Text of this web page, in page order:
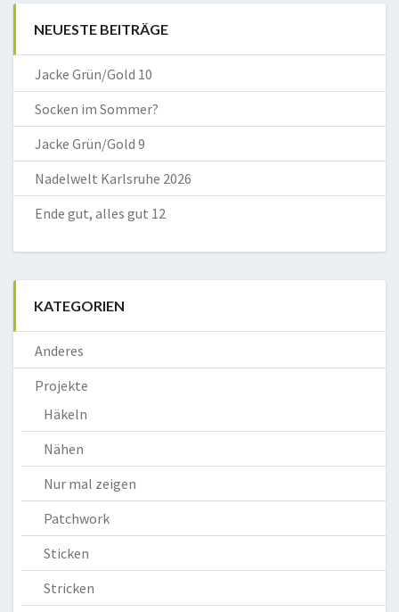
NEUESTE BEITRÄGE
Jacke Grün/Gold 10
Socken im Sommer?
Jacke Grün/Gold 9
Nadelwelt Karlsruhe 2026
Ende gut, alles gut 12
KATEGORIEN
Anderes
Projekte
Häkeln
Nähen
Nur mal zeigen
Patchwork
Sticken
Stricken